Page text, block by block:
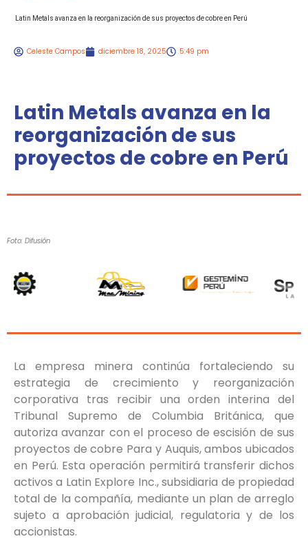
Latin Metals avanza en la reorganización de sus proyectos de cobre en Perú
Celeste Campos diciembre 18, 2025 5:49 pm
Latin Metals avanza en la
reorganización de sus
proyectos de cobre en Perú
Foto: Difusión
La empresa minera continúa fortaleciendo su
estrategia de crecimiento y reorganización
corporativa tras recibir una orden interina del
Tribunal Supremo de Columbia Británica, que
autoriza avanzar con el proceso de escisión de sus
proyectos de cobre Para y Auquis, ambos ubicados
en Perú. Esta operación permitirá transferir dichos
activos a Latin Explore Inc., subsidiaria de propiedad
total de la compañía, mediante un plan de arreglo
sujeto a aprobación judicial, regulatoria y de los
accionistas.